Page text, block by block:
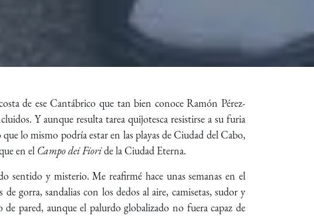
de ese Cantábrico que tan bien conoce Ramón Pérez-
Y aunque resulta tarea quijotesca resistirse a su furia
lo mismo podría estar en las playas de Ciudad del Cabo,
en el Campo dei Fioride la Ciudad Eterna.
sentido y misterio. Me reafirmé hace unas semanas en el
gorra, sandalias con los dedos al aire, camisetas, sudor y
pared, aunque el palurdo globalizado no fuera capaz de